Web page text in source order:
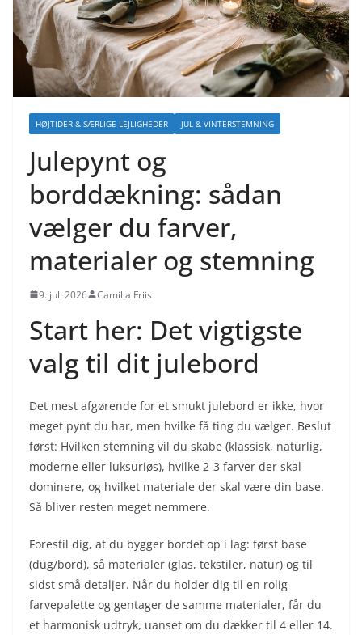
HØJTIDER & SÆRLIGE LEJLIGHEDER JUL & VINTERSTEMNING
Julepynt og
borddækning: sådan
vælger du farver,
materialer og stemning
9. juli 2026 Camilla Friis
Start her: Det vigtigste
valg til dit julebord
Det mest afgørende for et smukt julebord er ikke, hvor
meget pynt du har, men hvilke få ting du vælger. Beslut
først: Hvilken stemning vil du skabe (klassisk, naturlig,
moderne eller luksuriøs), hvilke 2-3 farver der skal
dominere, og hvilket materiale der skal være din base.
Så bliver resten meget nemmere.
Forestil dig, at du bygger bordet op i lag: først base
(dug/bord), så materialer (glas, tekstiler, natur) og til
sidst små detaljer. Når du holder dig til en rolig
farvepalette og gentager de samme materialer, får du
et harmonisk udtryk, uanset om du dækker til 4 eller 14.